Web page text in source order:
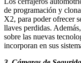
de programación y
X2, para poder ofrecer
llaves perdidas.
sobre las nuevas
incorporan en sus